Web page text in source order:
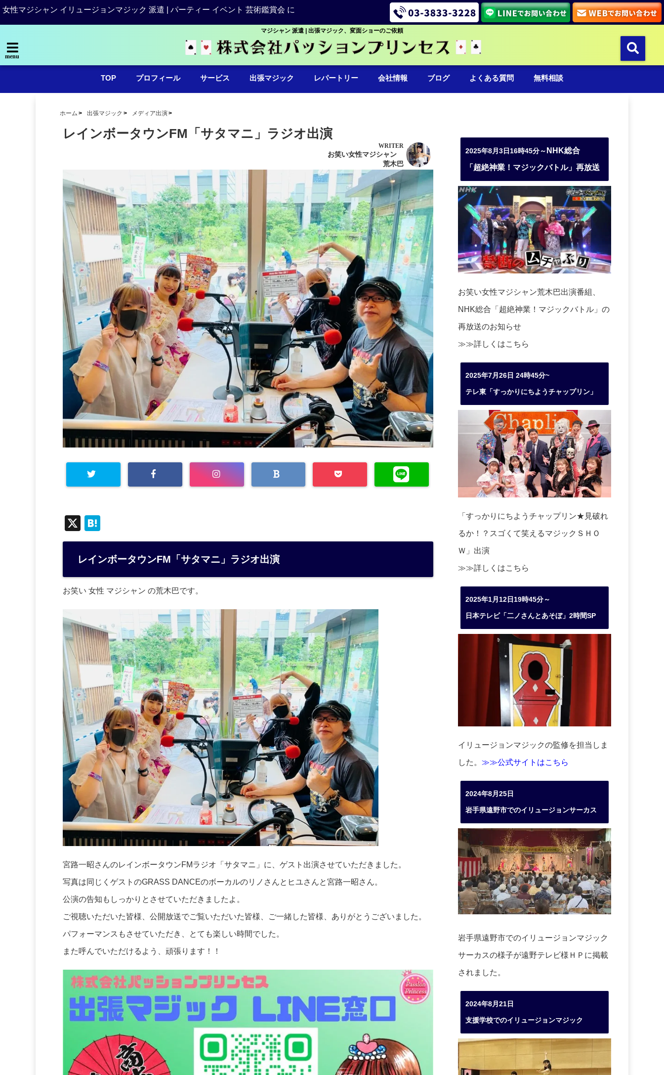
女性マジシャン イリュージョンマジック 派遣 | パーティー イベント 芸術鑑賞会 に
マジシャン 派遣 | 出張マジック、変面ショーのご依頼
menu
TOP プロフィール サービス 出張マジック レパートリー 会社情報 ブログ よくある質問 無料相談
ホーム 出張マジック メディア出演
レインボータウンFM「サタマニ」ラジオ出演
WRITER
お笑い女性マジシャン
荒木巴
X
at
e
a
レインボータウンFM「サタマニ」ラジオ出演
お笑い 女性 マジシャン の荒木巴です。
宮路一昭さんのレインボータウンFMラジオ「サタマニ」に、ゲスト出演させていただきました。
写真は同じくゲストのGRASS DANCEのボーカルのリノさんとヒユさんと宮路一昭さん。
公演の告知もしっかりとさせていただきましたよ。
ご視聴いただいた皆様、公開放送でご覧いただいた皆様、ご一緒した皆様、ありがとうございました。
パフォーマンスもさせていただき、とても楽しい時間でした。
また呼んでいただけるよう、頑張ります！！
2025年8月3日16時45分～ NHK総合
「超絶神業！マジックバトル」再放送
お笑い女性マジシャン荒木巴出演番組、
NHK総合「超絶神業！マジックバトル」の
再放送のお知らせ
≫≫詳しくはこちら
2025年7月26日 24時45分~
テレ東「すっかりにちようチャップリン」
「すっかりにちようチャップリン★見破れ
るか！？スゴくて笑えるマジックＳＨＯ
Ｗ」出演
≫≫詳しくはこちら
2025年1月12日19時45分～
日本テレビ「二ノさんとあそぼ」2時間SP
イリュージョンマジックの監修を担当しま
した。 ≫≫公式サイトはこちら
2024年8月25日
岩手県遠野市でのイリュージョンサーカス
岩手県遠野市でのイリュージョンマジック
サーカスの様子が遠野テレビ様ＨＰに掲載
されました。
2024年8月21日
支援学校でのイリュージョンマジック